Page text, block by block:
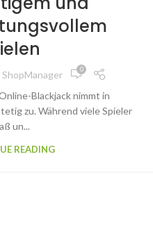
0
Blackjack nimmt in
zu. Während viele Spieler
un...
READING